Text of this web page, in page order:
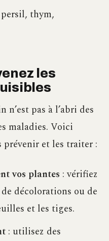
thym,
les
pas à l’abri des
maladies. Voici
prévenir et les traiter :
vos plantes : vérifiez
décolorations ou de
et les tiges.
: utilisez des